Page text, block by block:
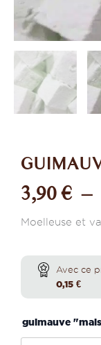
3,90€ –
Moelleuse et
Avec ce
0,15 €
guimauve
quantité
Guimauve
maison
la
poire